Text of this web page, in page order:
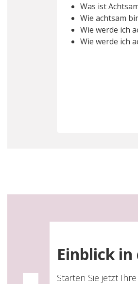
Was ist
Wie achtsam
Wie werde ich
Wie werde ich
Einblick in
Starten Sie jetzt